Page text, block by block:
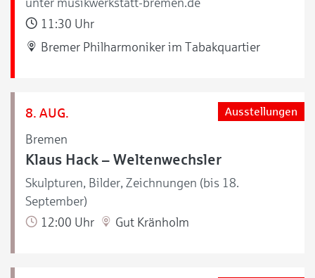
11:30 Uhr
Bremer Philharmoniker im Tabakquartier
8. AUG.
Bremen
Ausstellungen
Klaus Hack – Weltenwechsler
Skulpturen, Bilder, Zeichnungen (bis 18.
September)
12:00 Uhr
Gut Kränholm